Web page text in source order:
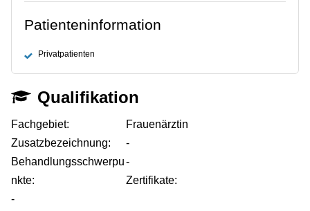
Patienteninformation
Privatpatienten
Qualifikation
Fachgebiet:
Frauenärztin
Zusatzbezeichnung:
-
Behandlungsschwerpu
nkte:
-
Zertifikate:
-